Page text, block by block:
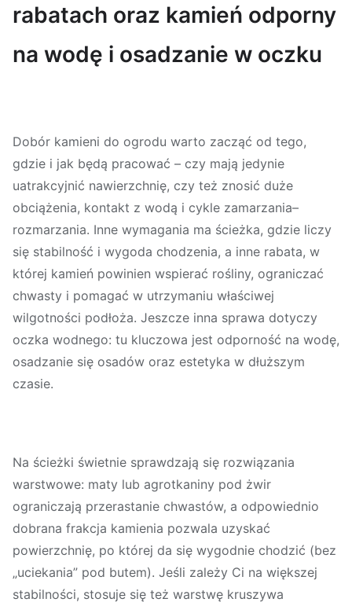
rabatach oraz kamień odporny
na wodę i osadzanie w oczku
Dobór kamieni do ogrodu warto zacząć od tego,
gdzie i jak będą pracować – czy mają jedynie
uatrakcyjnić nawierzchnię, czy też znosić duże
obciążenia, kontakt z wodą i cykle zamarzania–
rozmarzania. Inne wymagania ma ścieżka, gdzie liczy
się stabilność i wygoda chodzenia, a inne rabata, w
której kamień powinien wspierać rośliny, ograniczać
chwasty i pomagać w utrzymaniu właściwej
wilgotności podłoża. Jeszcze inna sprawa dotyczy
oczka wodnego: tu kluczowa jest odporność na wodę,
osadzanie się osadów oraz estetyka w dłuższym
czasie.
Na ścieżki świetnie sprawdzają się rozwiązania
warstwowe: maty lub agrotkaniny pod żwir
ograniczają przerastanie chwastów, a odpowiednio
dobrana frakcja kamienia pozwala uzyskać
powierzchnię, po której da się wygodnie chodzić (bez
„uciekania” pod butem). Jeśli zależy Ci na większej
stabilności, stosuje się też warstwę kruszywa